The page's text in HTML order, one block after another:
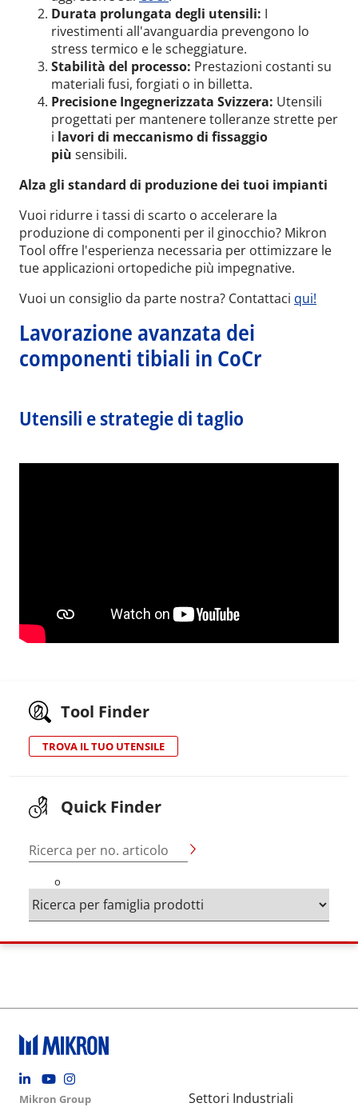
Durata prolungata degli utensili: I
rivestimenti all'avanguardia prevengono lo
stress termico e le scheggiature.
Stabilità del processo: Prestazioni costanti su
materiali fusi, forgiati o in billetta.
Precisione Ingegnerizzata Svizzera: Utensili
progettati per mantenere tolleranze strette per
i lavori di meccanismo di fissaggio
più sensibili.
Alza gli standard di produzione dei tuoi impianti
Vuoi ridurre i tassi di scarto o accelerare la
produzione di componenti per il ginocchio? Mikron
Tool offre l'esperienza necessaria per ottimizzare le
tue applicazioni ortopediche più impegnative.
Vuoi un consiglio da parte nostra? Contattaci qui!
Lavorazione avanzata dei
componenti tibiali in CoCr
Utensili e strategie di taglio
Tool Finder
TROVA IL TUO UTENSILE
Quick Finder
Ricerca per no. articolo
o
Footer social
Group menu
Mikron Group Main navigation
Settori Industriali